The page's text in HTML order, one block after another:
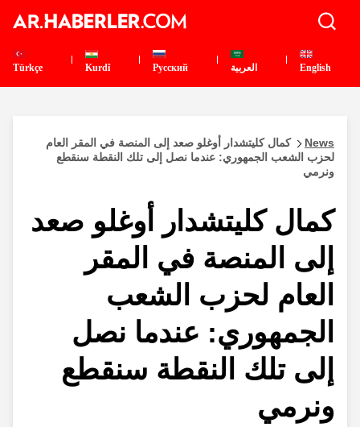
English العربية Pусский
Kurdî
Türkçe
News
كمال كليتشدار أوغلو صعد إلى المنصة في المقر العام
لحزب الشعب الجمهوري: عندما نصل إلى تلك النقطة سنقطع
ونرمي
كمال كليتشدار أوغلو صعد
إلى المنصة في المقر
العام لحزب الشعب
الجمهوري: عندما نصل
إلى تلك النقطة سنقطع
ونرمي